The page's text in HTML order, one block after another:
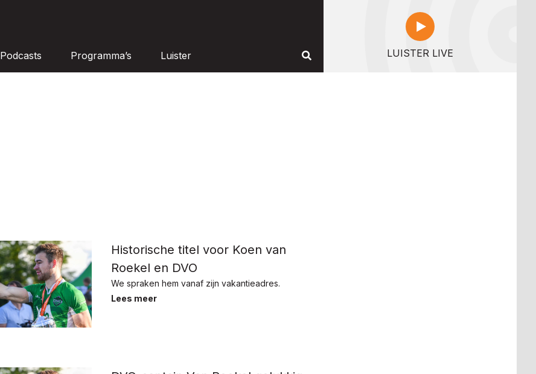
Podcasts Programma’s Luister LUISTER LIVE
Historische titel voor Koen van
Roekel en DVO
We spraken hem vanaf zijn vakantieadres.
Lees meer